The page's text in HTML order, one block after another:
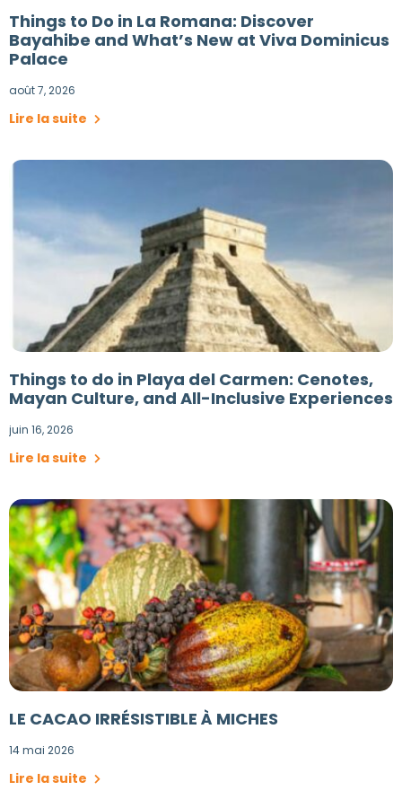
Things to Do in La Romana: Discover
Bayahibe and What’s New at Viva Dominicus
Palace
août 7, 2026
Lire la suite
Things to do in Playa del Carmen: Cenotes,
Mayan Culture, and All-Inclusive Experiences
juin 16, 2026
Lire la suite
LE CACAO IRRÉSISTIBLE À MICHES
14 mai 2026
Lire la suite